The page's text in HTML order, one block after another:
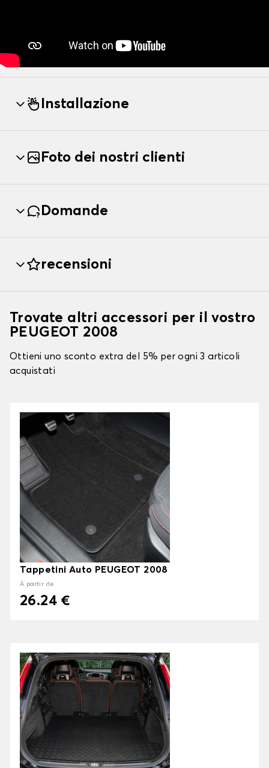
Installazione
Foto dei nostri clienti
Domande
recensioni
Trovate altri accessori per il vostro
PEUGEOT 2008
Ottieni uno sconto extra del 5% per ogni 3 articoli
acquistati
Tappetini Auto PEUGEOT 2008
À partir de
26.24 €